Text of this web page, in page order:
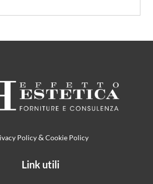
Policy& Cookie Policy
Link utili